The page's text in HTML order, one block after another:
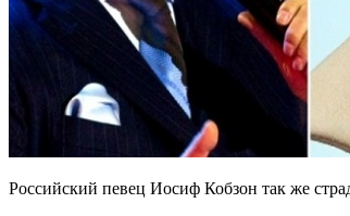
Российский певец Иосиф Кобзон так же